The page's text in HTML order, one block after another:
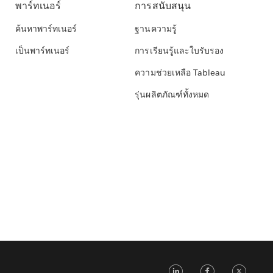
พาร์ทเนอร์
ค้นหาพาร์ทเนอร์
เป็นพาร์ทเนอร์
การสนับสนุน
ฐานความรู้
การเรียนรู้และใบรับรอง
ความช่วยเหลือ Tableau
รุ่นผลิตภัณฑ์ทั้งหมด